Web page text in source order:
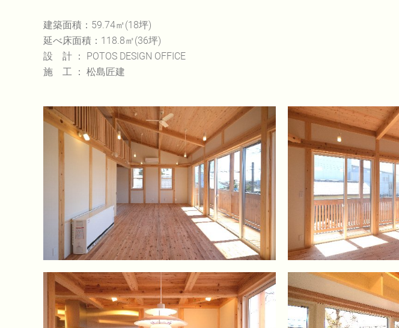
建築面積：59.74㎡(18坪)
延べ床面積：118.8㎡(36坪)
設 計 ： POTOS DESIGN OFFICE
施 工 ： 松島匠建